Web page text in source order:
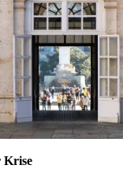
Krise